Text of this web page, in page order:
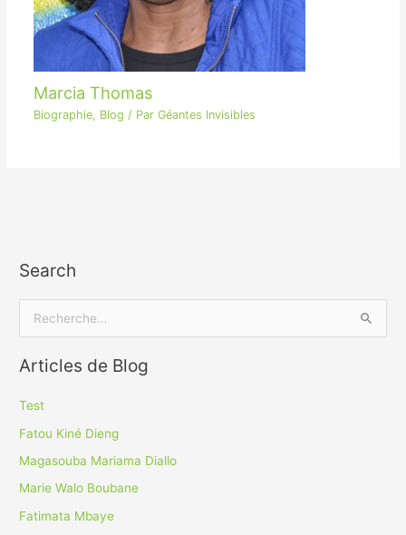
Marcia Thomas
Biographie, Blog / Par Géantes Invisibles
Search
c
c
h
e
Articles de Blog
Test
Fatou Kiné Dieng
Magasouba Mariama Diallo
Marie Walo Boubane
Fatimata Mbaye